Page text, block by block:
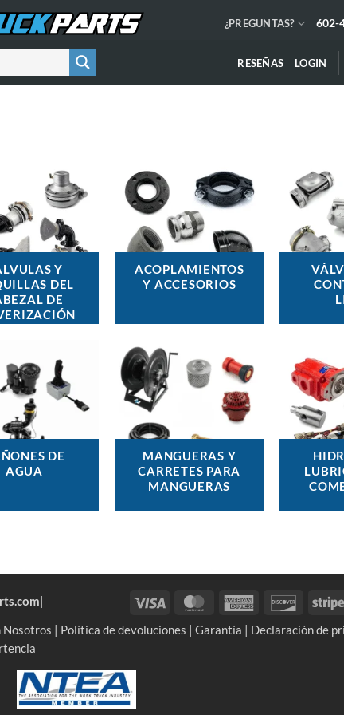
¿PREGUNTAS? 602-
RESEÑAS LOGIN
Y
DEL
DE
ACOPLAMIENTOS
Y ACCESORIOS
DE
AGUA
MANGUERAS Y
CARRETES PARA
MANGUERAS
| Visa MasterCardAmerican
Discover
Nosotros | Política de devoluciones | Garantía | Declaración de